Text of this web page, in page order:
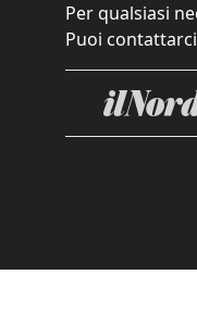
Per qualsiasi
Puoi